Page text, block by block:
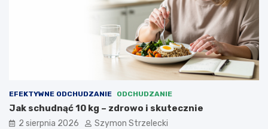
EFEKTYWNE ODCHUDZANIE ODCHUDZANIE
Jak schudnąć 10 kg – zdrowo i skutecznie
2 sierpnia 2026 Szymon Strzelecki